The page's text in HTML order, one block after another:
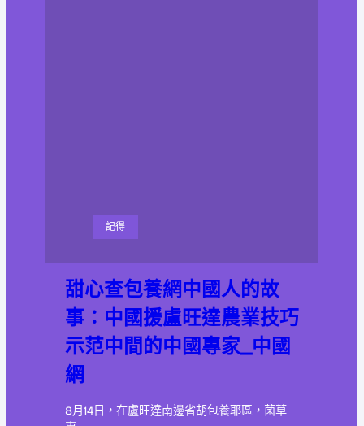
記得
甜心查包養網中國人的故
事：中國援盧旺達農業技巧
示范中間的中國專家_中國
網
8月14日，在盧旺達南邊省胡包養耶區，菌草